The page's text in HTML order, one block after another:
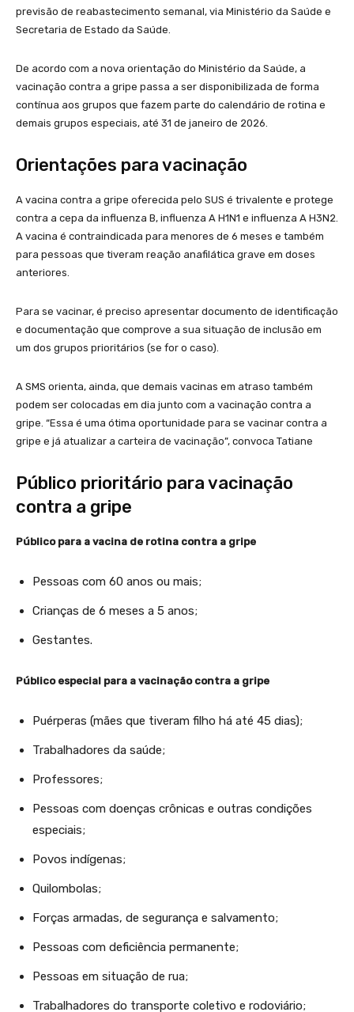
previsão de reabastecimento semanal, via Ministério da Saúde e
Secretaria de Estado da Saúde.
De acordo com a nova orientação do Ministério da Saúde, a
vacinação contra a gripe passa a ser disponibilizada de forma
contínua aos grupos que fazem parte do calendário de rotina e
demais grupos especiais, até 31 de janeiro de 2026.
Orientações para vacinação
A vacina contra a gripe oferecida pelo SUS é trivalente e protege
contra a cepa da influenza B, influenza A H1N1 e influenza A H3N2.
A vacina é contraindicada para menores de 6 meses e também
para pessoas que tiveram reação anafilática grave em doses
anteriores.
Para se vacinar, é preciso apresentar documento de identificação
e documentação que comprove a sua situação de inclusão em
um dos grupos prioritários (se for o caso).
A SMS orienta, ainda, que demais vacinas em atraso também
podem ser colocadas em dia junto com a vacinação contra a
gripe. “Essa é uma ótima oportunidade para se vacinar contra a
gripe e já atualizar a carteira de vacinação”, convoca Tatiane
Público prioritário para vacinação
contra a gripe
Público para a vacina de rotina contra a gripe
Pessoas com 60 anos ou mais;
Crianças de 6 meses a 5 anos;
Gestantes.
Público especial para a vacinação contra a gripe
Puérperas (mães que tiveram filho há até 45 dias);
Trabalhadores da saúde;
Professores;
Pessoas com doenças crônicas e outras condições
especiais;
Povos indígenas;
Quilombolas;
Forças armadas, de segurança e salvamento;
Pessoas com deficiência permanente;
Pessoas em situação de rua;
Trabalhadores do transporte coletivo e rodoviário;